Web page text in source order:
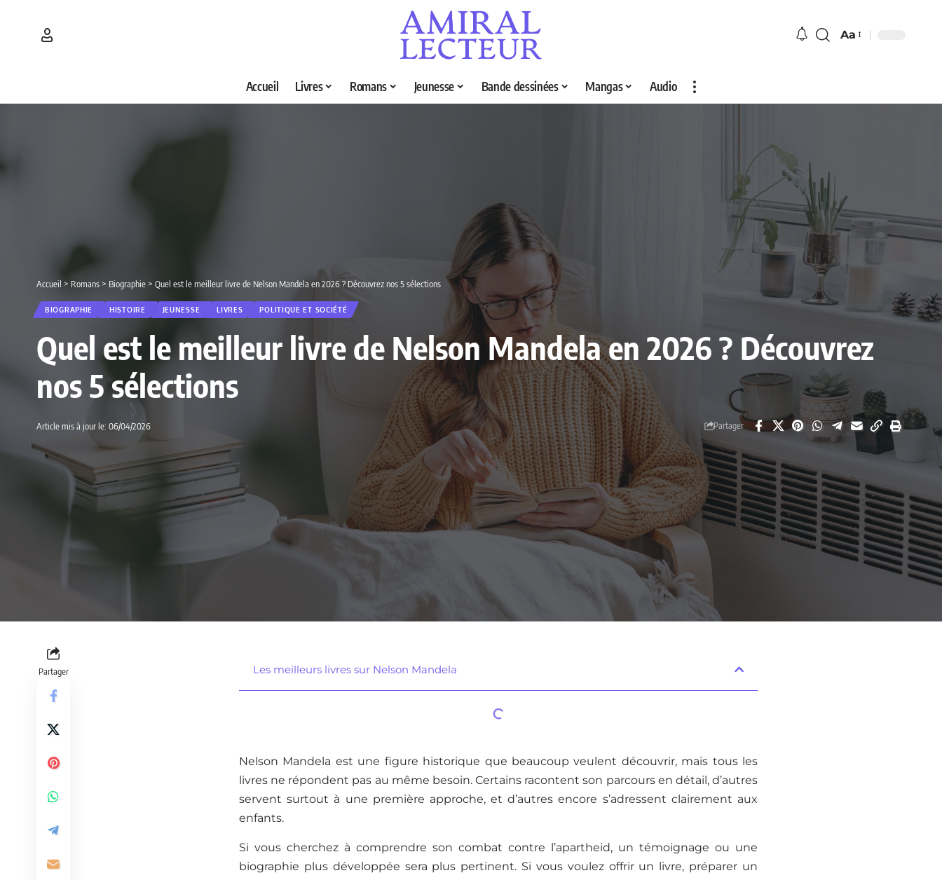
Aa
Accueil Livres Romans Jeunesse Bande dessinées Mangas Audio
Accueil > Romans > Biographie > Quel est le meilleur livre de Nelson Mandela en 2026 ? Découvrez nos 5 sélections
BIOGRAPHIE HISTOIRE JEUNESSE LIVRES POLITIQUE ET SOCIÉTÉ
Quel est le meilleur livre de Nelson Mandela en 2026 ? Découvrez
nos 5 sélections
Article mis à jour le: 06/04/2026 Partager
Partager Les meilleurs livres sur Nelson Mandela
Nelson Mandela est une figure historique que beaucoup veulent découvrir, mais tous les
livres ne répondent pas au même besoin. Certains racontent son parcours en détail, d’autres
servent surtout à une première approche, et d’autres encore s’adressent clairement aux
enfants.
Si vous cherchez à comprendre son combat contre l’apartheid, un témoignage ou une
biographie plus développée sera plus pertinent. Si vous voulez offrir un livre, préparer un